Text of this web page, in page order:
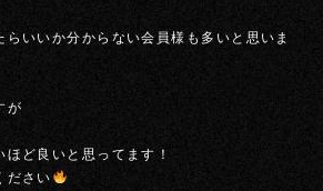
らいいか分からない会員様も多いと思いま
が
ど良いと思ってます！
ださい